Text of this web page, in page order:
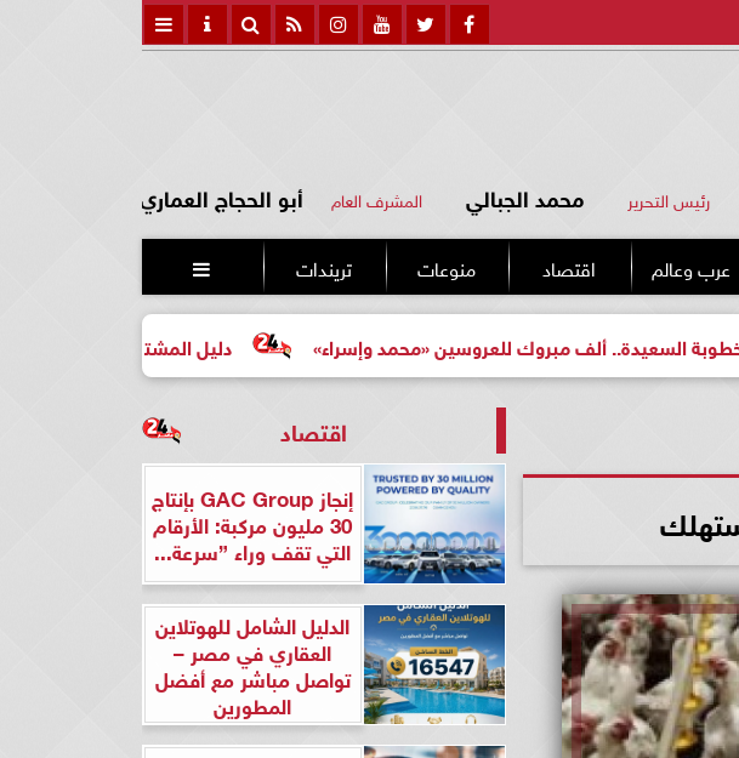
رئيس التحرير محمد الجبالي المشرف العام أبو الحجاج العماري
عرب وعالم اقتصاد منوعات تريندات 
دليل المشتري لأول مرة لاختيار مشروع ألف مبروك للعروسين «محمد وإسراء»
اقتصاد
إنجاز GAC Group بإنتاج
30 مليون مركبة: الأرقام
التي تقف وراء ”سرعة...
الدليل الشامل للهوتلاين
العقاري في مصر –
تواصل مباشر مع أفضل
المطورين